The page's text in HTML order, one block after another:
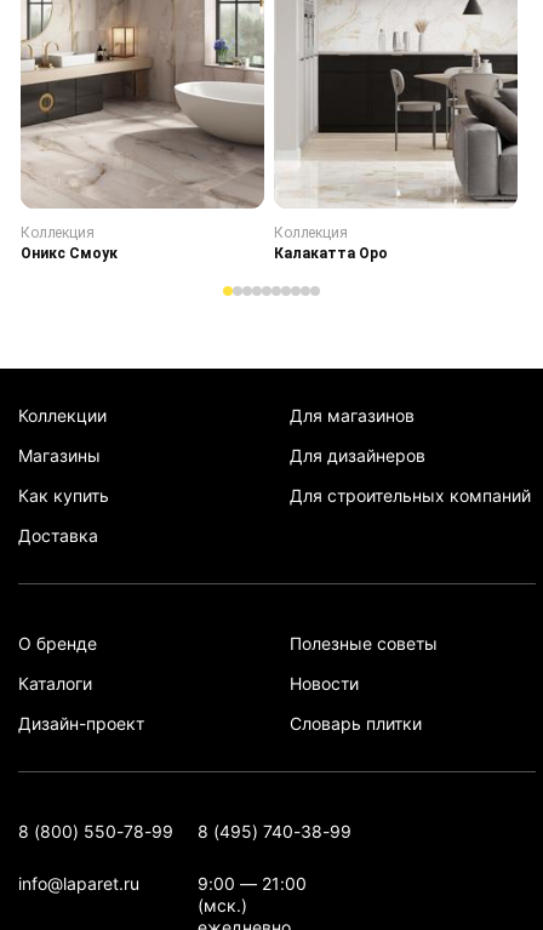
Коллекция
Оникс Смоук
Коллекция
Калакатта Оро
Коллекции
Магазины
Как купить
Доставка
Для магазинов
Для дизайнеров
Для строительных компаний
О бренде
Каталоги
Дизайн-проект
Полезные советы
Новости
Словарь плитки
8 (800) 550-78-99 8 (495) 740-38-99
info@laparet.ru
9:00 — 21:00
(мск.)